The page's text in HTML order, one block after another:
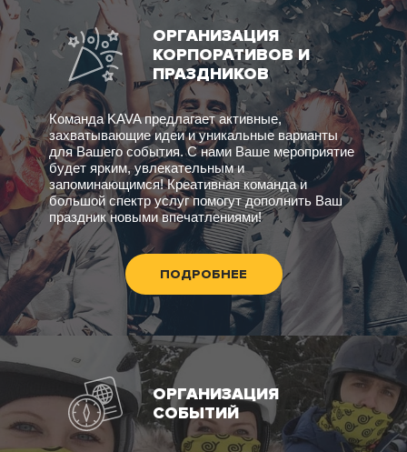
ОРГАНИЗАЦИЯ
КОРПОРАТИВОВ И
ПРАЗДНИКОВ
Команда KAVA предлагает активные,
захватывающие идеи и уникальные варианты
для Вашего события. С нами Ваше мероприятие
будет ярким, увлекательным и
запоминающимся! Креативная команда и
большой спектр услуг помогут дополнить Ваш
праздник новыми впечатлениями!
ПОДРОБНЕЕ
ОРГАНИЗАЦИЯ
СОБЫТИЙ